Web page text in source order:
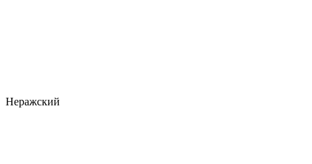
Неражский